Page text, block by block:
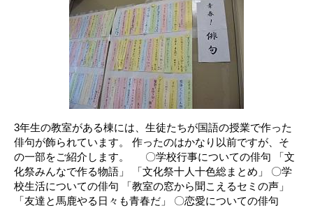
3年生の教室がある棟には、生徒たちが国語の授業で作った
俳句が飾られています。 作ったのはかなり以前ですが、そ
の一部をご紹介します。 〇学校行事についての俳句 「文
化祭みんなで作る物語」 「文化祭十人十色総まとめ」 〇学
校生活についての俳句 「教室の窓から聞こえるセミの声」
「友達と馬鹿やる日々も青春だ」 〇恋愛についての俳句